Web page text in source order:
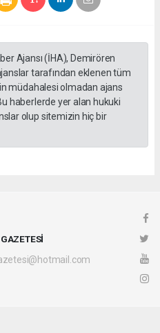
Ajansı (İHA), Demirören
tarafından eklenen tüm
müdahalesi olmadan ajans
haberlerde yer alan hukuki
olup sitemizin hiç bir